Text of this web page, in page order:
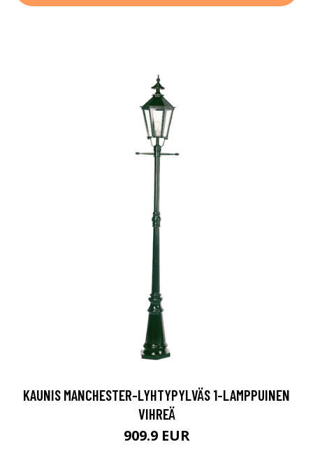
KAUNIS MANCHESTER-LYHTYPYLVÄS 1-LAMPPUINEN
VIHREÄ
909.9 EUR